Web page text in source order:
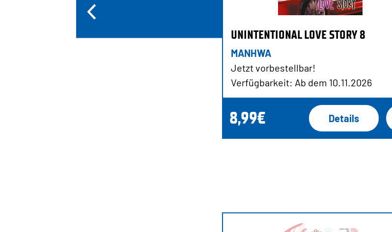
UNINTENTIONAL LOVE STORY 8
MANHWA
Jetzt vorbestellbar!
Verfügbarkeit: Ab dem 10.11.2026
8,99€ Details